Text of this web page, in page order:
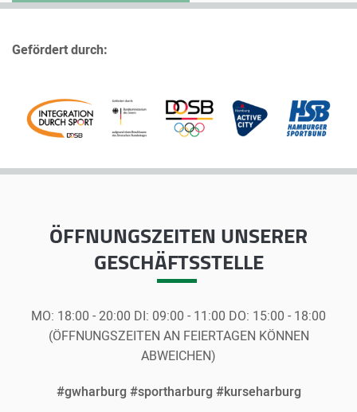
Gefördert durch:
ÖFFNUNGSZEITENUNSERER
GESCHÄFTSSTELLE
MO: 18:00 - 20:00 DI: 09:00 - 11:00 DO: 15:00 - 18:00
(ÖFFNUNGSZEITEN AN FEIERTAGEN KÖNNEN
ABWEICHEN)
#gwharburg #sportharburg #kurseharburg